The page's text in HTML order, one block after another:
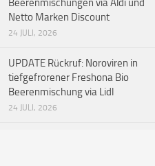
Beerenmischungen via Aldi und
Netto Marken Discount
24 JULI, 2026
UPDATE Rückruf: Noroviren in
tiefgefrorener Freshona Bio
Beerenmischung via Lidl
24 JULI, 2026